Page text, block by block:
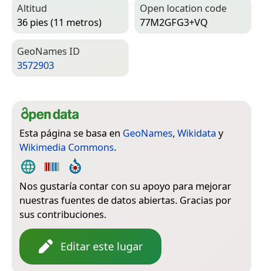
Altitud
36 pies (11 metros)
Open location code
77M2GFG3+VQ
Geo­Names ID
3572903
Esta página se basa en GeoNames, Wikidata y
Wikimedia Commons.
Nos gustaría contar con su apoyo para mejorar
nuestras fuentes de datos abiertas. Gracias por
sus contribuciones.
Editar este lugar